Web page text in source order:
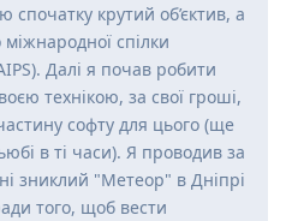
крутий об’єктив, а
спілки
Далі я почав робити
технікою, за свої гроші,
софту для цього (ще
в ті часи). Я проводив за
зниклий "Метеор" в Дніпрі
того, щоб вести